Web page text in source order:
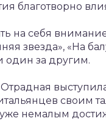
благотворно
на себя
звезда», «На
один за другим.
своим
уже немалым